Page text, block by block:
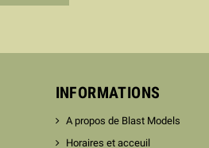
INFORMATIONS
A propos de Blast Models
Horaires et acceuil